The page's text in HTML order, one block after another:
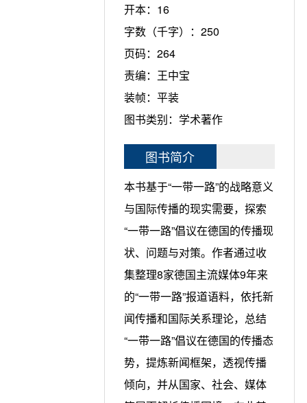
开本： 16
字数（千字）： 250
页码： 264
责编： 王中宝
装帧： 平装
图书类别： 学术著作
图书简介
本书基于“一带一路”的战略意义
与国际传播的现实需要，探索
“一带一路”倡议在德国的传播现
状、问题与对策。作者通过收
集整理8家德国主流媒体9年来
的“一带一路”报道语料，依托新
闻传播和国际关系理论，总结
“一带一路”倡议在德国的传播态
势，提炼新闻框架，透视传播
倾向，并从国家、社会、媒体